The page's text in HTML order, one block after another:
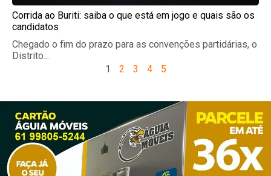
Corrida ao Buriti: saiba o que está em jogo e quais são os
candidatos
Chegado o fim do prazo para as convenções partidárias, o
Distrito...
1
2 3 4 5